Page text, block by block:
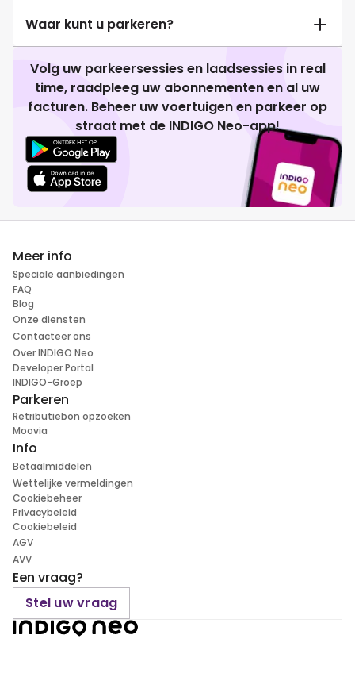
Waar kunt u parkeren?
Volg uw parkeersessies en laadsessies in real
time, raadpleeg uw abonnementen en al uw
facturen. Beheer uw voertuigen en parkeer op
straat met de INDIGO Neo-app!
Meer info
Speciale aanbiedingen
FAQ
Blog
Onze diensten
Contacteer ons
Over INDIGO Neo
Developer Portal
INDIGO-Groep
Parkeren
Retributiebon opzoeken
Moovia
Info
Betaalmiddelen
Wettelijke vermeldingen
Cookiebeheer
Privacybeleid
Cookiebeleid
AGV
AVV
Een vraag?
Stel uw vraag